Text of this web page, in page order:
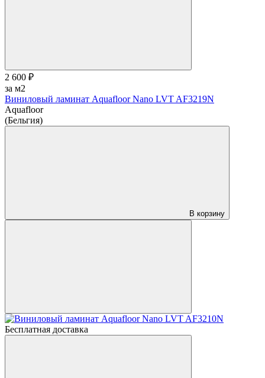
2 600 ₽
за м2
Виниловый ламинат Aquafloor Nano LVT AF3219N
Aquafloor
(Бельгия)
В корзину
Бесплатная доставка